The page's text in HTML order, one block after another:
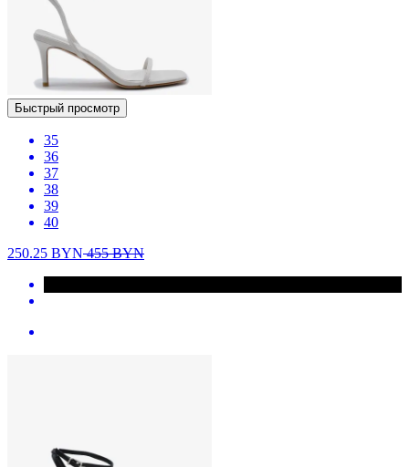
Быстрый просмотр
35
36
37
38
39
40
250.25 BYN455BYN